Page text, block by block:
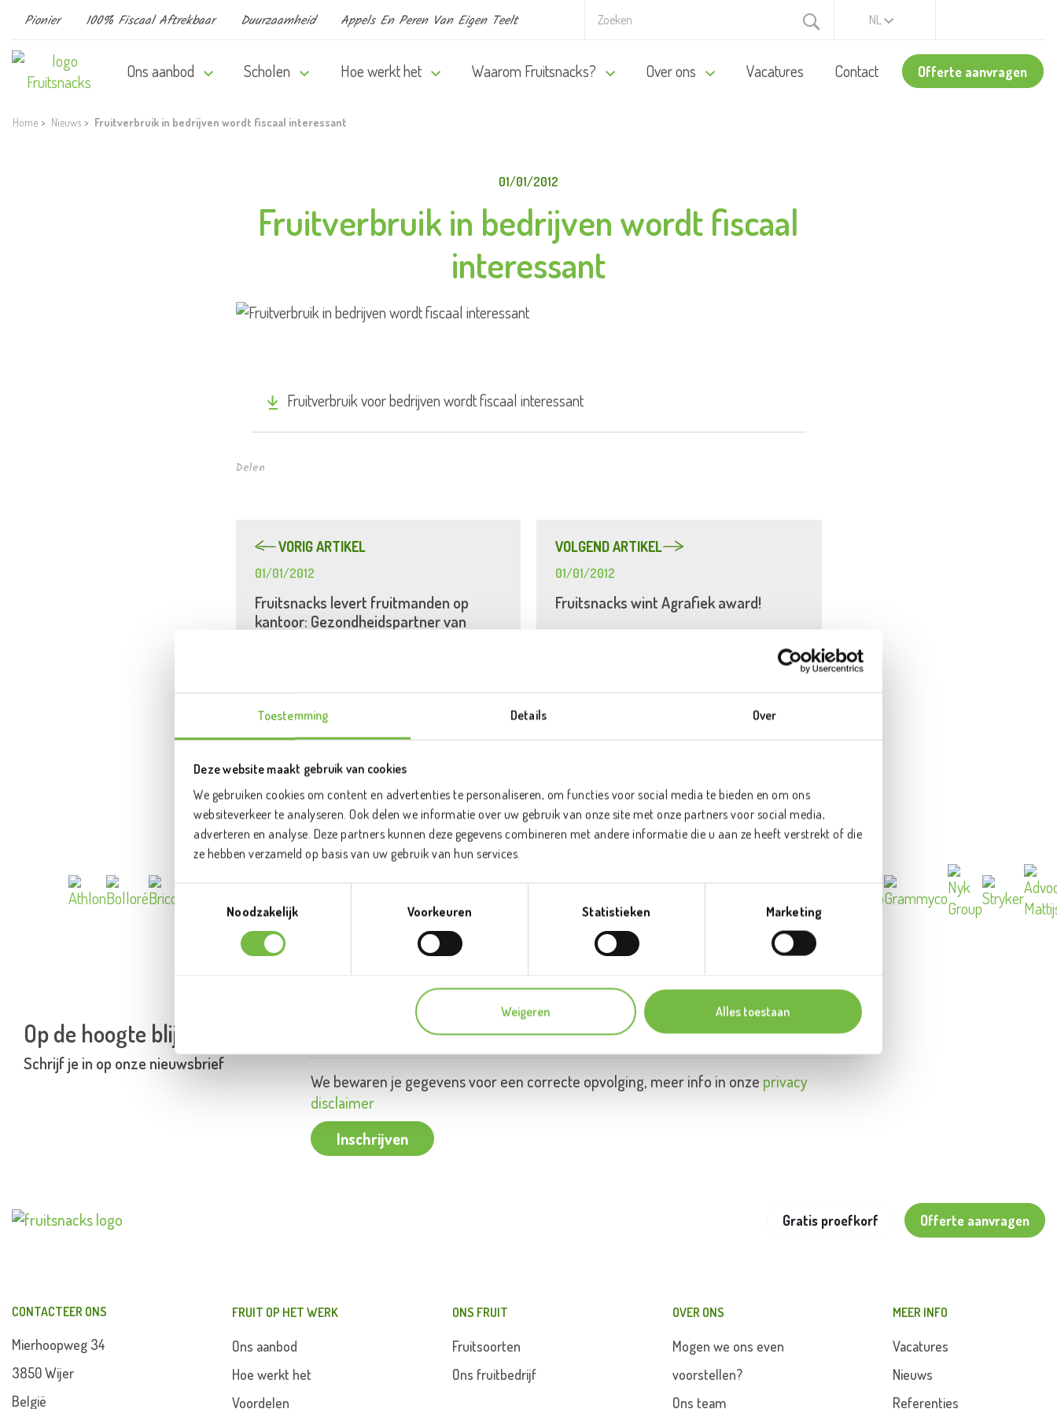
Toestemming Details Over
Deze website maakt gebruik van cookies
We gebruiken cookies om content en advertenties te personaliseren, om functies voor social media te bieden en om ons
websiteverkeer te analyseren. Ook delen we informatie over uw gebruik van onze site met onze partners voor social media,
adverteren en analyse. Deze partners kunnen deze gegevens combineren met andere informatie die u aan ze heeft verstrekt of die
ze hebben verzameld op basis van uw gebruik van hun services.
Noodzakelijk
Voorkeuren Statistieken Marketing
Weigeren Alles toestaan
Ons aanbod Scholen Hoe werkt het Waarom Fruitsnacks? Over ons Vacatures Contact Offerte aanvragen
Pionier 100% Fiscaal Aftrekbaar Duurzaamheid Appels En Peren Van Eigen Teelt NL
Home Nieuws Fruitverbruik in bedrijven wordt fiscaal interessant
01/01/2012
Fruitverbruik in bedrijven wordt fiscaal
interessant
Fruitverbruik voor bedrijven wordt fiscaal interessant
Delen
VORIG ARTIKEL
01/01/2012
Fruitsnacks levert fruitmanden op
kantoor: Gezondheidspartner van
VOLGEND ARTIKEL
01/01/2012
Fruitsnacks wint Agrafiek award!
TEVREDEN FRUITETERS
Op de hoogte blijven?
Schrijf je in op onze nieuwsbrief
We bewaren je gegevens voor een correcte opvolging, meer info in onze privacy
disclaimer
Inschrijven
Gratis proefkorf Offerte aanvragen
CONTACTEER ONS
Mierhoopweg 34
3850 Wijer
België
FRUIT OP HET WERK
Ons aanbod
Hoe werkt het
Voordelen
ONS FRUIT
Fruitsoorten
Ons fruitbedrijf
OVER ONS
Mogen we ons even
voorstellen?
Ons team
MEER INFO
Vacatures
Nieuws
Referenties